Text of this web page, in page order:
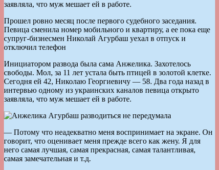
заявляла, что муж мешает ей в работе.
Прошел ровно месяц после первого судебного заседания.
Певица сменила номер мобильного и квартиру, а ее пока еще
супруг-бизнесмен Николай Агурбаш уехал в отпуск и
отключил телефон
Инициатором развода была сама Анжелика. Захотелось
свободы. Мол, за 11 лет устала быть птицей в золотой клетке.
Сегодня ей 42, Николаю Георгиевичу — 58. Два года назад в
интервью одному из украинских каналов певица открыто
заявляла, что муж мешает ей в работе.
— Потому что неадекватно меня воспринимает на экране. Он
говорит, что оценивает меня прежде всего как жену. Я для
него самая лучшая, самая прекрасная, самая талантливая,
самая замечательная и т.д.